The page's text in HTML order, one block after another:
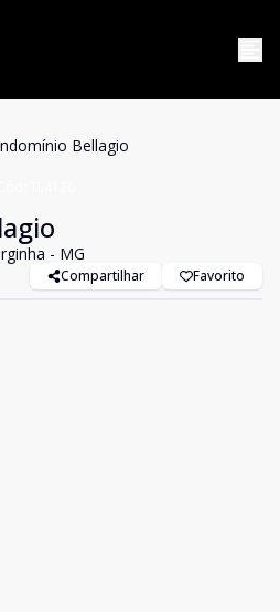
Bellagio
- MG
Compartilhar Favorito